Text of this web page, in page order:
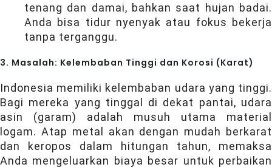
tenang dan damai, bahkan saat hujan badai.
Anda bisa tidur nyenyak atau fokus bekerja
tanpa terganggu.
3. Masalah: Kelembaban Tinggi dan Korosi (Karat)
Indonesia memiliki kelembaban udara yang tinggi.
Bagi mereka yang tinggal di dekat pantai, udara
asin (garam) adalah musuh utama material
logam. Atap metal akan dengan mudah berkarat
dan keropos dalam hitungan tahun, memaksa
Anda mengeluarkan biaya besar untuk perbaikan